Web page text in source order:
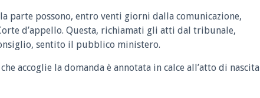
parte possono, entro venti giorni dalla comunicazione,
d’appello. Questa, richiamati gli atti dal tribunale,
sentito il pubblico ministero.
accoglie la domanda è annotata in calce all’atto di nascita